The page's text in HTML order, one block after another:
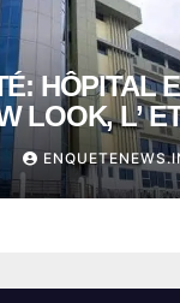
HÔPITAL
LOOK, L’